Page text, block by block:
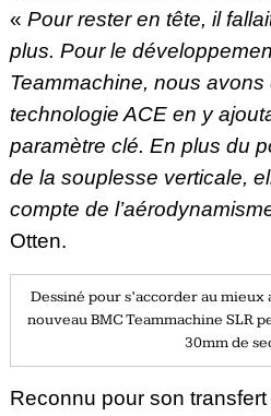
« Pour rester en tête, il
plus. Pour le
Teammachine, nous
technologie ACE en y
paramètre clé. En plus du
de la souplesse verticale,
compte de
Otten.
Dessiné pour s’accorder au mieux
nouveau BMC Teammachine SLR
30mm de
Reconnu pour son